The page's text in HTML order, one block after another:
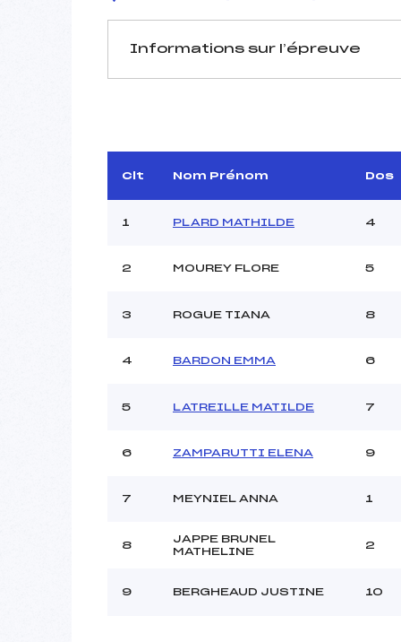
Informations sur l’épreuve
Arbitre :
Assistant :
MANCHE 1
Ouvreurs A :
Ouvreurs C :
Pénalité appliquée :
Clt Nom Prénom Dos
1 PLARD MATHILDE 4
2 MOUREY FLORE 5
3 ROGUE TIANA 8
4 BARDON EMMA 6
5 LATREILLE MATILDE 7
6 ZAMPARUTTI ELENA 9
7 MEYNIEL ANNA 1
8
JAPPE BRUNEL
MATHELINE
2
9 BERGHEAUD JUSTINE 10